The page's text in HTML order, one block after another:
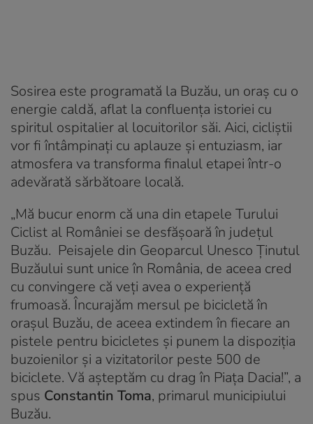
Sosirea este programată la Buzău, un oraș cu o
energie caldă, aflat la confluența istoriei cu
spiritul ospitalier al locuitorilor săi. Aici, cicliștii
vor fi întâmpinați cu aplauze și entuziasm, iar
atmosfera va transforma finalul etapei într-o
adevărată sărbătoare locală.
„Mă bucur enorm că una din etapele Turului
Ciclist al României se desfășoară în județul
Buzău. Peisajele din Geoparcul Unesco Ținutul
Buzăului sunt unice în România, de aceea cred
cu convingere că veți avea o experiență
frumoasă. Încurajăm mersul pe bicicletă în
orașul Buzău, de aceea extindem în fiecare an
pistele pentru bicicletes și punem la dispoziția
buzoienilor și a vizitatorilor peste 500 de
biciclete. Vă așteptăm cu drag în Piața Dacia!”, a
spus Constantin Toma, primarul municipiului
Buzău.